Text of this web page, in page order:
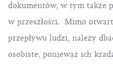
dokumentów, w tym także
w przeszłości. Mimo
przepływu ludzi, należy
osobiste, ponieważ ich